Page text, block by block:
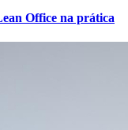
Office na prática